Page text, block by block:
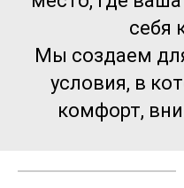
себя
Мы создаем
условия, в
комфорт,